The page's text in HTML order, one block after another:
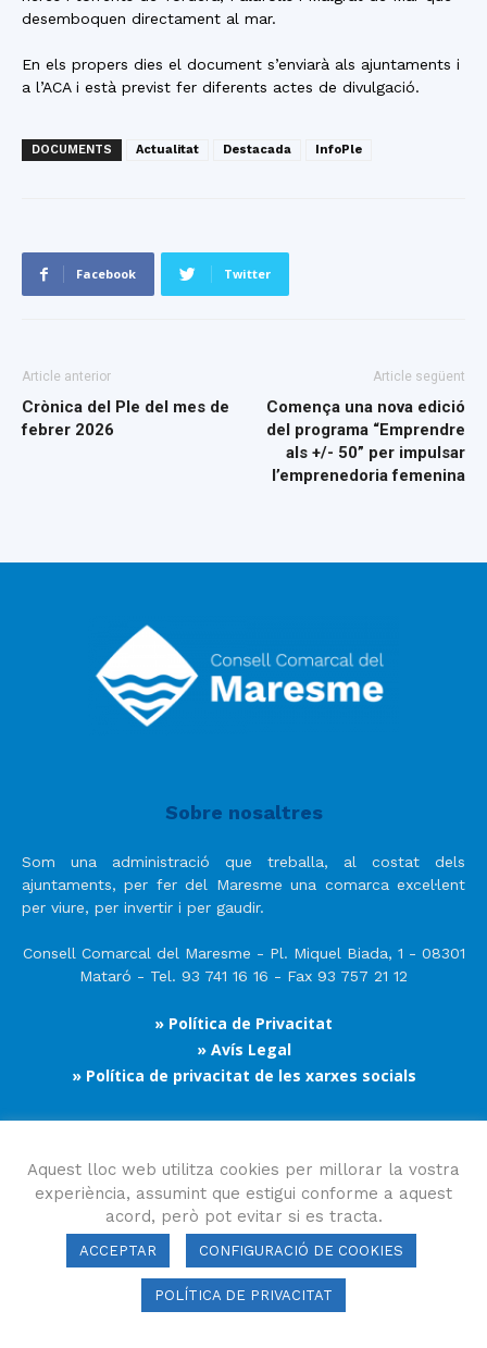
desemboquen directament al mar.
En els propers dies el document s’enviarà als ajuntaments i
a l’ACA i està previst fer diferents actes de divulgació.
DOCUMENTS Actualitat Destacada InfoPle
Facebook Twitter
Article anterior
Crònica del Ple del mes de
febrer 2026
Article següent
Comença una nova edició
del programa “Emprendre
als +/- 50” per impulsar
l’emprenedoria femenina
Sobre nosaltres
Som una administració que treballa, al costat dels
ajuntaments, per fer del Maresme una comarca excel·lent
per viure, per invertir i per gaudir.
Consell Comarcal del Maresme - Pl. Miquel Biada, 1 - 08301
Mataró - Tel. 93 741 16 16 - Fax 93 757 21 12
» Política de Privacitat
» Avís Legal
» Política de privacitat de les xarxes socials
Segueix-nos
Consell Comarcal del Maresme 2023 Copyright © Tots els drets
Aquest lloc web utilitza cookies per millorar la vostra
experiència, assumint que estigui conforme a aquest
acord, però pot evitar si es tracta.
ACCEPTAR CONFIGURACIÓ DE COOKIES
POLÍTICA DE PRIVACITAT